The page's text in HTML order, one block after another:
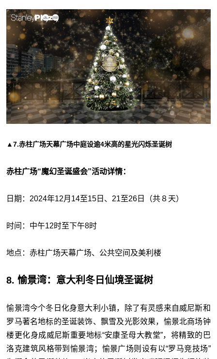
▲7.赤柱广场天幕广场中庭设逾4米高的星光闪烁圣诞树
赤柱广场“魔幻圣诞盛会”活动详情：
日期：2024年12月14至15日、21至26日（共８天）
时间：中午12时至下午8时
地点：赤柱广场天幕广场、公共空间及美利楼
8. 愉景湾：意大利冬日仙境圣诞树
愉景湾今个冬日化身意大利小镇，除了有灵感来自威尼斯和
罗马著名地标的圣诞装饰、飘雪及光影效果，愉景北商场钟
楼更化身成威尼斯重要地标“安康圣母大教堂”，将精致的巴
洛克建筑风格带到愉景湾；愉景广场则设有以“罗马竞技场”